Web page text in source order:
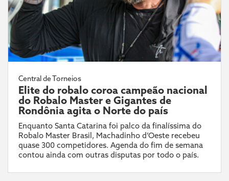
Central de Torneios
Elite do robalo coroa campeão nacional
do Robalo Master e Gigantes de
Rondônia agita o Norte do país
Enquanto Santa Catarina foi palco da finalíssima do
Robalo Master Brasil, Machadinho d’Oeste recebeu
quase 300 competidores. Agenda do fim de semana
contou ainda com outras disputas por todo o país.